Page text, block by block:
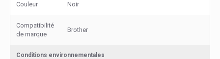
Couleur Noir
Compatibilité
de marque
Brother
Conditions environnementales